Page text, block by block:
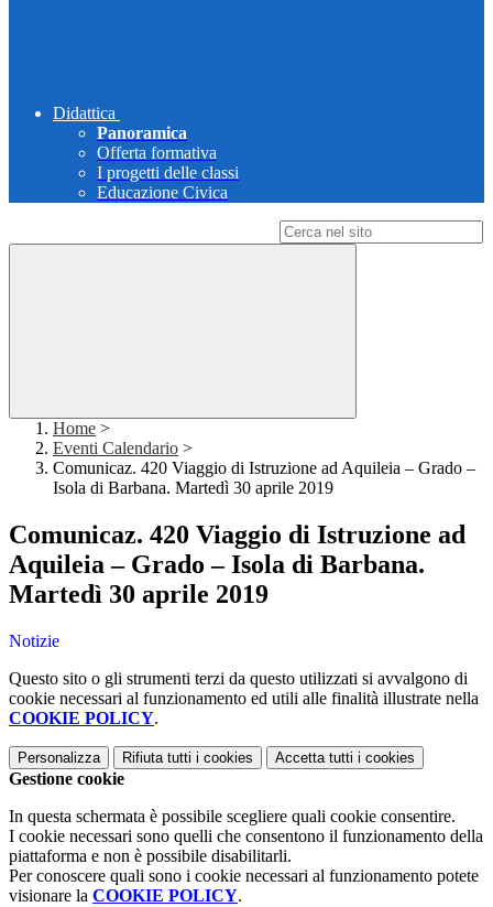
Didattica
Panoramica
Offerta formativa
I progetti delle classi
Educazione Civica
Home >
Eventi Calendario >
Comunicaz. 420 Viaggio di Istruzione ad Aquileia – Grado –
Isola di Barbana. Martedì 30 aprile 2019
Comunicaz. 420 Viaggio di Istruzione ad
Aquileia – Grado – Isola di Barbana.
Martedì 30 aprile 2019
Notizie
Questo sito o gli strumenti terzi da questo utilizzati si avvalgono di
cookie necessari al funzionamento ed utili alle finalità illustrate nella
COOKIE POLICY.
Personalizza Rifiuta tutti i cookies Accetta tutti i cookies
Gestione cookie
In questa schermata è possibile scegliere quali cookie consentire.
I cookie necessari sono quelli che consentono il funzionamento della
piattaforma e non è possibile disabilitarli.
Per conoscere quali sono i cookie necessari al funzionamento potete
visionare la COOKIE POLICY.